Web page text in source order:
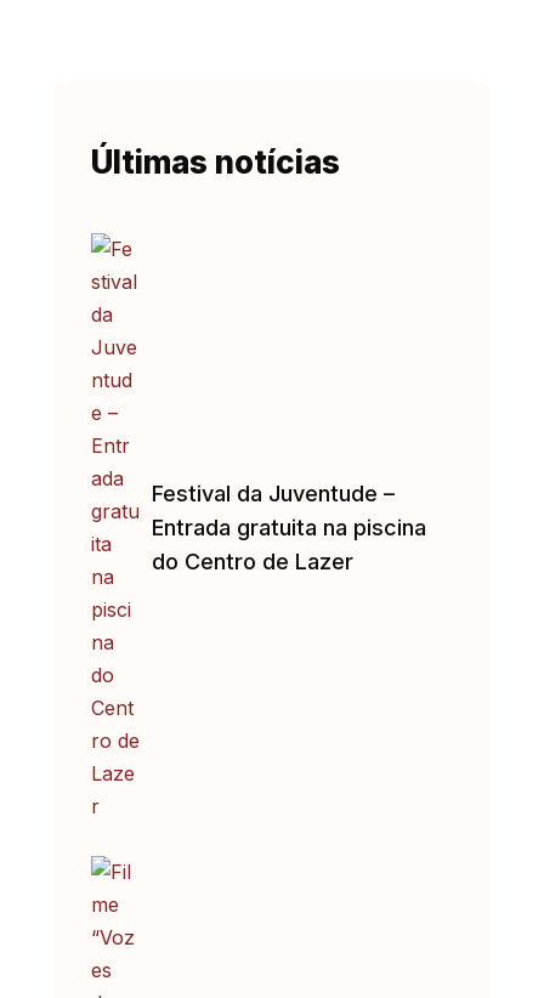
Últimas notícias
Festival da Juventude –
Entrada gratuita na piscina
do Centro de Lazer